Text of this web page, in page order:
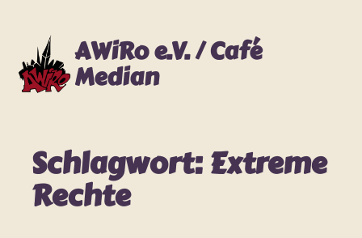
springen
AWiRo e.V. / Café
Median
Schlagwort:Extreme
Rechte